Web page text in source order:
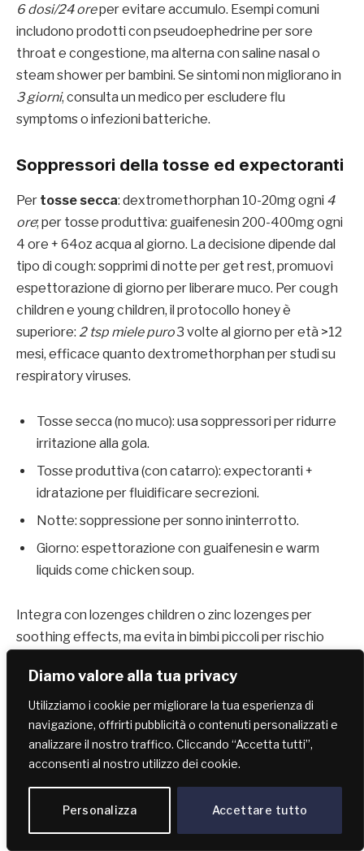
Diamo valore alla tua privacy
Utilizziamo i cookie per migliorare la tua esperienza di
navigazione, offrirti pubblicità o contenuti personalizzati e
analizzare il nostro traffico. Cliccando “Accetta tutti”,
acconsenti al nostro utilizzo dei cookie.
Personalizza Accettare tutto
6 dosi/24 oreper evitare accumulo. Esempi comuni
includono prodotti con pseudoephedrine per sore
throat e congestione, ma alterna con saline nasal o
steam shower per bambini. Se sintomi non migliorano in
3 giorni, consulta un medico per escludere flu
symptoms o infezioni batteriche.
Soppressori della tosse ed expectoranti
Per tosse secca: dextromethorphan 10-20mg ogni 4
ore; per tosse produttiva: guaifenesin 200-400mg ogni
4 ore + 64oz acqua al giorno. La decisione dipende dal
tipo di cough: sopprimi di notte per get rest, promuovi
espettorazione di giorno per liberare muco. Per cough
children e young children, il protocollo honey è
superiore: 2 tsp miele puro3 volte al giorno per età >12
mesi, efficace quanto dextromethorphan per studi su
respiratory viruses.
Tosse secca (no muco): usa soppressori per ridurre
irritazione alla gola.
Tosse produttiva (con catarro): expectoranti +
idratazione per fluidificare secrezioni.
Notte: soppressione per sonno ininterrotto.
Giorno: espettorazione con guaifenesin e warm
liquids come chicken soup.
Integra con lozenges children o zinc lozenges per
soothing effects, ma evita in bimbi piccoli per rischio
perdita taste, valuta severe illness. Confronti mostrano
honey cough riduce frequenza tosse del40%vs
placebo, ideale per common cold senza antibiotici
viruses inutili.
Linee guida per un uso sicuro